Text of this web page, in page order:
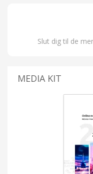
Slut dig til de
MEDIA KIT